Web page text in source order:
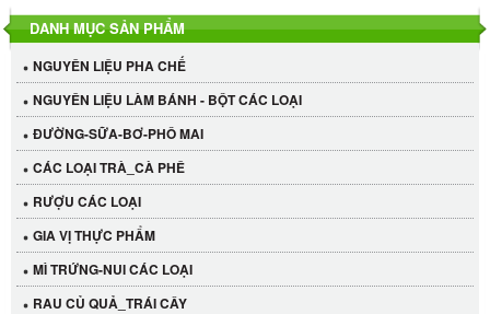
DANH MỤC SẢN PHẨM
NGUYÊN LIỆU PHA CHẾ
NGUYÊN LIỆU LÀM BÁNH - BỘT CÁC LOẠI
ĐƯỜNG-SỮA-BƠ-PHÔ MAI
CÁC LOẠI TRÀ_CÀ PHÊ
RƯỢU CÁC LOẠI
GIA VỊ THỰC PHẨM
MÌ TRỨNG-NUI CÁC LOẠI
RAU CỦ QUẢ_TRÁI CÂY